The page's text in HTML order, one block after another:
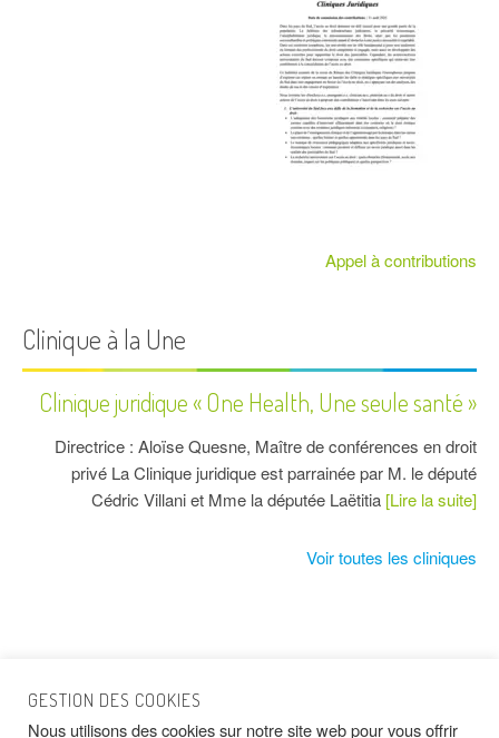
Appel à contributions
Clinique à la Une
Clinique juridique « One Health, Une seule santé »
Directrice : Aloïse Quesne, Maître de conférences en droit
privé La Clinique juridique est parrainée par M. le député
Cédric Villani et Mme la députée Laëtitia [Lire la suite]
Voir toutes les cliniques
GESTION DES COOKIES
Nous utilisons des cookies sur notre site web pour vous offrir